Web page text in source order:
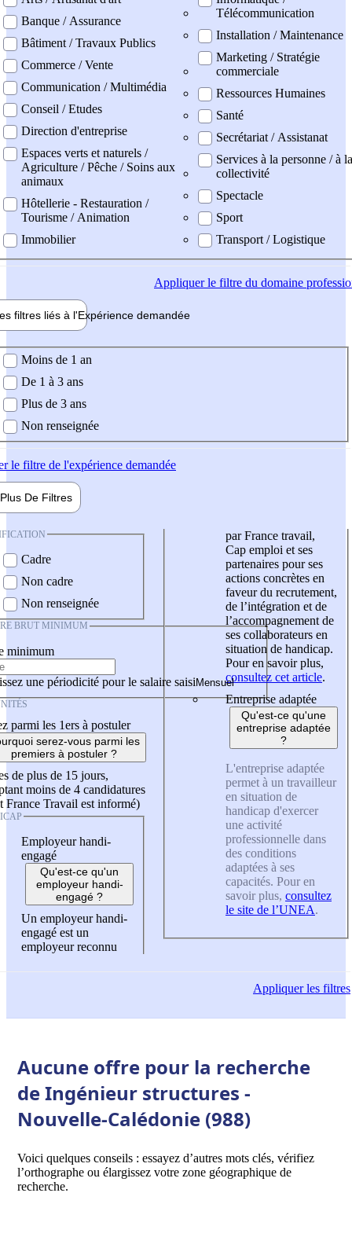
Banque / Assurance
Bâtiment / Travaux Publics
Commerce / Vente
Communication / Multimédia
Conseil / Etudes
Direction d'entreprise
Espaces verts et naturels /
Agriculture / Pêche / Soins aux
animaux
Hôtellerie - Restauration /
Tourisme / Animation
Immobilier
Télécommunication
Installation / Maintenance
Marketing / Stratégie
commerciale
Ressources Humaines
Santé
Secrétariat / Assistanat
Services à la personne / à la
collectivité
Spectacle
Sport
Transport / Logistique
Appliquerle filtre du domaine
filtres liés à l'Expérience demandée
demandée
Moins de 1 an
De 1 à 3 ans
Plus de 3 ans
Non renseignée
le filtre de l'expérience demandée
Plus De Filtres
Cadre
Non cadre
Non renseignée
BRUT MINIMUM
minimum
une périodicité pour le salaire saisi
parmi les 1ers à postuler
serez-vous parmi les
premiers à postuler ?
de plus de 15 jours,
moins de 4 candidatures
France Travail est informé)
Employeur handi-
engagé
Qu'est-ce qu'un
employeur handi-
engagé ?
Un employeur handi-
engagé est un
employeur reconnu
par France travail,
Cap emploi et ses
partenaires pour ses
actions concrètes en
faveur du recrutement,
de l’intégration et de
l’accompagnement de
ses collaborateurs en
situation de handicap.
Pour en savoir plus,
consultez cet article.
Entreprise adaptée
Qu'est-ce qu'une
entreprise adaptée
?
L'entreprise adaptée
permet à un travailleur
en situation de
handicap d'exercer
une activité
professionnelle dans
des conditions
adaptées à ses
capacités. Pour en
savoir plus, consultez
le site de l’UNEA.
Appliquerles filtres
Aucune offre pour la recherche
de Ingénieur structures -
Nouvelle-Calédonie (988)
Voici quelques conseils : essayez d’autres mots clés, vérifiez
l’orthographe ou élargissez votre zone géographique de
recherche.